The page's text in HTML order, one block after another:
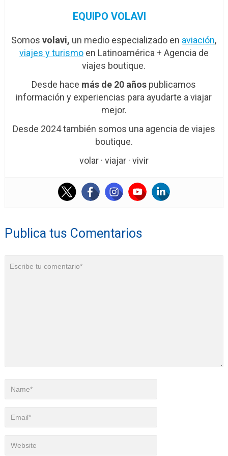
EQUIPO VOLAVI
Somosvolavi, un medio especializado en aviación,
viajes y turismoen Latinoamérica + Agencia de
viajes boutique.
Desde hace más de 20 años publicamos
información y experiencias para ayudarte a viajar
mejor.
Desde 2024 también somos una agencia de viajes
boutique.
volar · viajar · vivir
Publica tus Comentarios